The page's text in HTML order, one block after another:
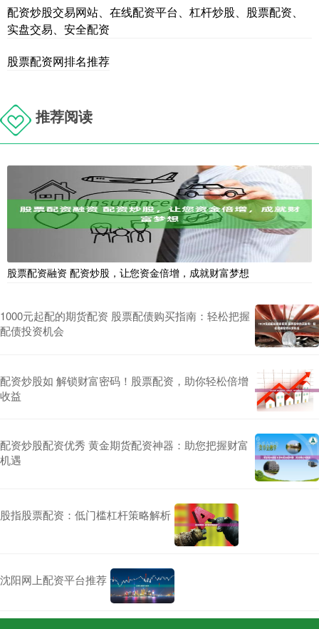
配资炒股交易网站、在线配资平台、杠杆炒股、股票配资、
实盘交易、安全配资
股票配资网排名推荐
推荐阅读
股票配资融资 配资炒股，让您资金倍增，成就财富梦想
1000元起配的期货配资 股票配债购买指南：轻松把握
配债投资机会
配资炒股如 解锁财富密码！股票配资，助你轻松倍增
收益
配资炒股配资优秀 黄金期货配资神器：助您把握财富
机遇
股指股票配资：低门槛杠杆策略解析
沈阳网上配资平台推荐